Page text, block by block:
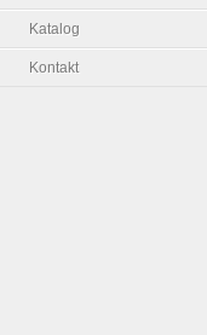
Katalog
Kontakt